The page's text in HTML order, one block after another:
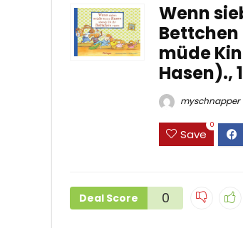
Wenn
müde
Hasen).,
myschnapper
Save
0
Deal Score 0